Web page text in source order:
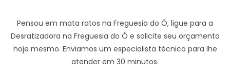
Pensou em mata ratos na Freguesia do Ó, ligue para a
Desratizadora na Freguesia do Ó e solicite seu orçamento
hoje mesmo. Enviamos um especialista técnico para lhe
atender em 30 minutos.